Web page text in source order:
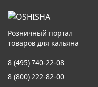
Розничный портал
товаров для кальяна
8 (495) 740-22-08
8 (800) 222-82-00